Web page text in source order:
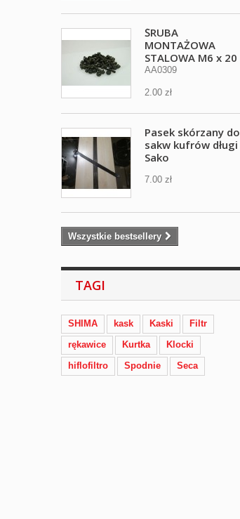
ŚRUBA
MONTAŻOWA
STALOWA M6 x 20
AA0309
2.00 zł
Pasek skórzany do
sakw kufrów długi
Sako
7.00 zł
Wszystkie bestsellery
TAGI
SHIMA kask Kaski
Filtr
rękawice
Kurtka
Klocki
hiflofiltro
Spodnie Seca